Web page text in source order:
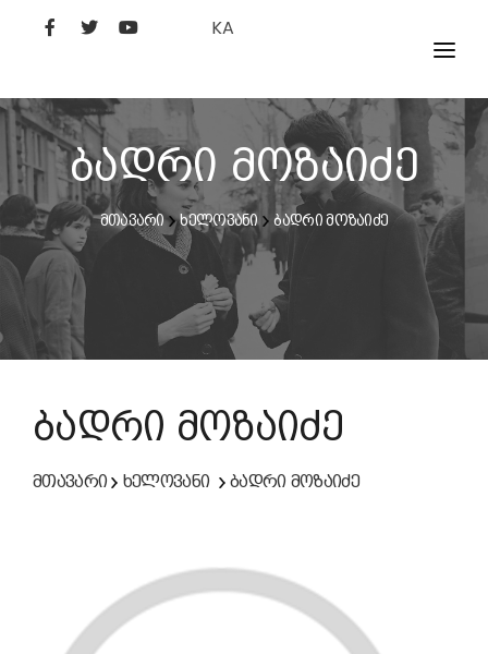
KA
ᲤᲘᲚᲛᲔᲑᲘ
ᲮᲔᲚᲝᲕᲐᲜᲘ
ᲙᲘᲜᲝᲡᲢᲣᲓᲘᲐ
ᲙᲘᲜᲝᲐᲙᲐᲓᲔᲛᲘᲐ
ბადრი მოზაიძე
მთავარი ხელოვანი ბადრი მოზაიძე
ბადრი მოზაიძე
მთავარი ხელოვანი ბადრი მოზაიძე